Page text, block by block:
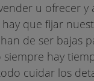
u ofrecer y
que fijar
de ser bajas
siempre hay
cuidar los